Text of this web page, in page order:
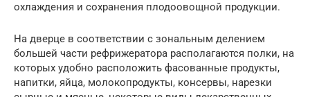
охлаждения и сохранения плодоовощной продукции.
На дверце в соответствии с зональным делением
большей части рефрижератора располагаются полки, на
которых удобно расположить фасованные продукты,
напитки, яйца, молокопродукты, консервы, нарезки